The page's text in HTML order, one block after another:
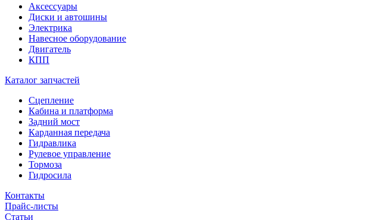
Аксессуары
Диски и автошины
Электрика
Навесное оборудование
Двигатель
КПП
Каталог запчастей
Сцепление
Кабина и платформа
Задний мост
Карданная передача
Гидравлика
Рулевое управление
Тормоза
Гидросила
Контакты
Прайс-листы
Статьи